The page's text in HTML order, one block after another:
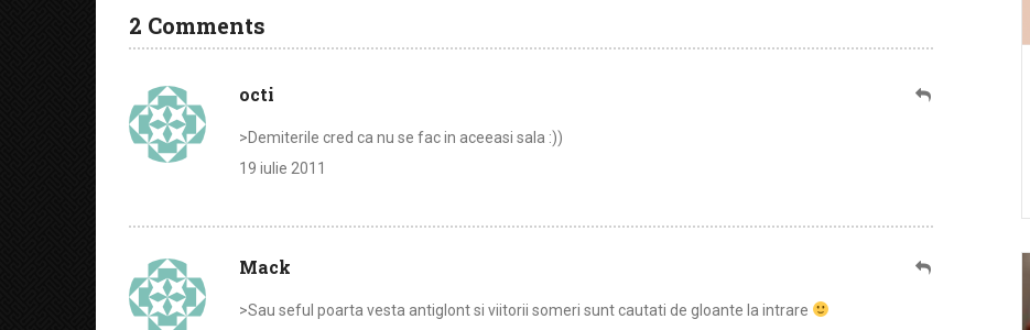
2 Comments
octi
>Demiterile cred ca nu se fac in aceeasi sala :))
19 iulie 2011
Mack
>Sau seful poarta vesta antiglont si viitorii someri sunt cautati de gloante la intrare